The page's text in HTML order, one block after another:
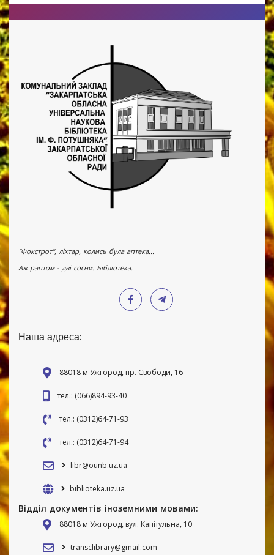
"Фокстрот", ліхтар, колись була аптека...
Аж раптом - дві сосни. Бібліотека.
Наша адреса:
88018 м Ужгород, пр. Свободи, 16
тел.: (066)894-93-40
тел.: (0312)64-71-93
тел.: (0312)64-71-94
libr@ounb.uz.ua
biblioteka.uz.ua
Відділ документів іноземними мовами:
88018 м Ужгород, вул. Капітульна, 10
transclibrary@gmail.com